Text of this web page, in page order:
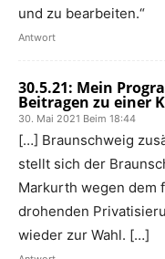
und zu bearbeiten.“
Antwort
30.5.21: Mein
Beitragen zu einer
30. Mai 2021 Beim 18:44
[…] Braunschweig
stellt sich der
Markurth wegen dem
drohenden
wieder zur Wahl. […]